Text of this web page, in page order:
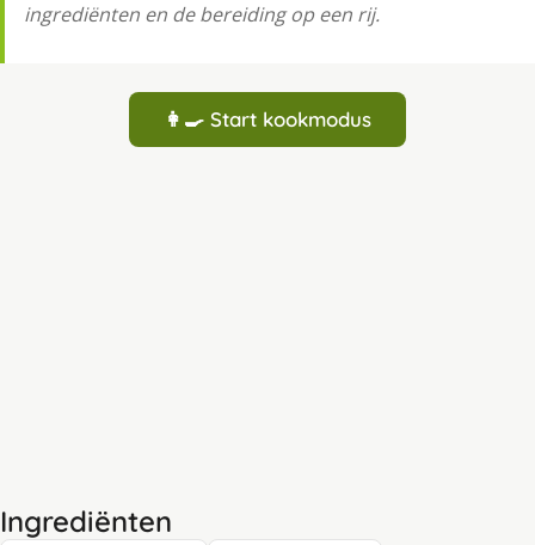
ingrediënten en de bereiding op een rij.
👩‍🍳 Start kookmodus
Ingrediënten